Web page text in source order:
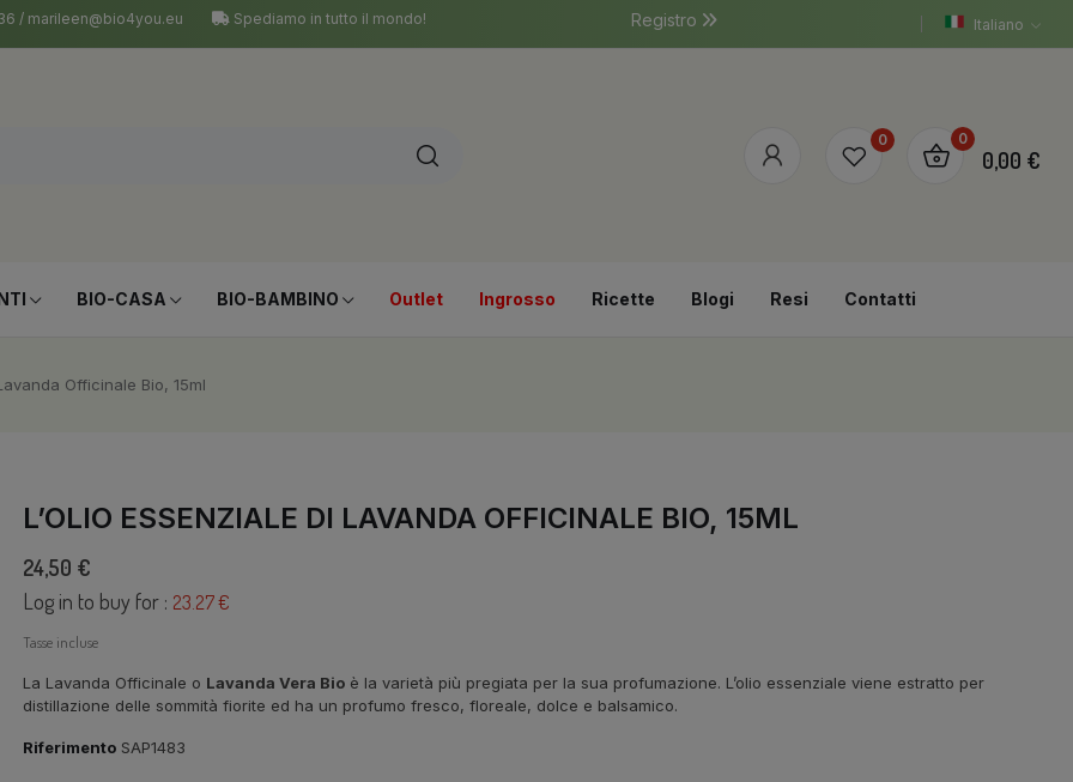
/ marileen@bio4you.eu Spediamo in tutto il mondo! Italiano
Registro
0 0
0,00 €
BIO-CASA BIO-BAMBINO Outlet Ingrosso Ricette Blogi Resi Contatti
Officinale Bio, 15ml
L’OLIO ESSENZIALE DI LAVANDA OFFICINALE BIO, 15ML
24,50 €
Log in to buy for : 23.27 €
Tasse incluse
La Lavanda Officinale o Lavanda Vera Bioè la varietà più pregiata per la sua profumazione. L’olio essenziale viene estratto per
distillazione delle sommità fiorite ed ha un profumo fresco, floreale, dolce e balsamico.
Riferimento SAP1483